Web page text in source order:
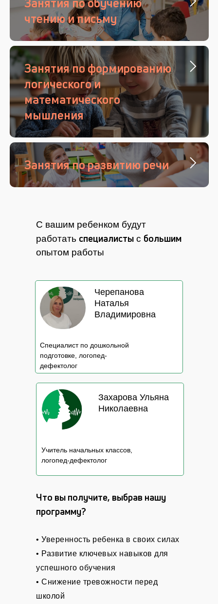
чтению и письму
Занятия по формированию
логического и
математического
мышления
Занятия по развитию речи
С вашим ребенком будут
работать специалисты с большим
опытом работы
Учитель начальных классов,
логопед-дефектолог
Специалист по дошкольной
подготовке, логопед-
дефектолог
Захарова Ульяна
Николаевна
Черепанова
Наталья
Владимировна
• Уверенность ребенка в своих силах
• Развитие ключевых навыков для
успешного обучения
• Снижение тревожности перед
школой
Что вы получите, выбрав нашу
программу?